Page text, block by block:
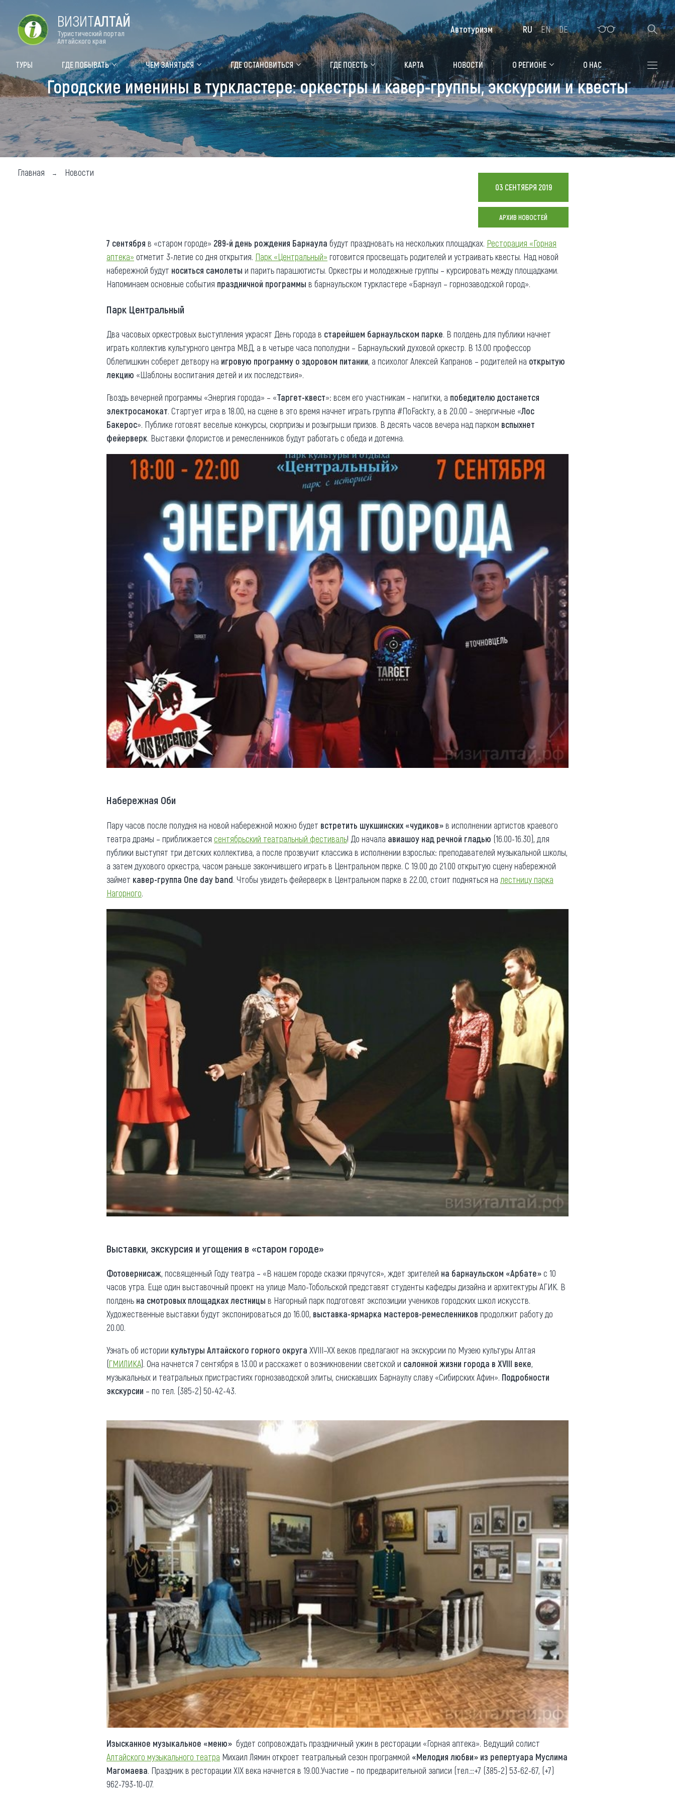
Цветение маральника Медицинский форум Алтайская зимовка
Туры Где побывать
Объекты природы
Объекты истории и культуры
Объекты развлечений
Чем заняться
Календарь событий
Аудиогид
Мой маршрут
Где остановиться
Санатории
Гостиницы, отели
Коттеджи, базы
Сельские усадьбы
Мотели, придорожные отели
Карта
Новости
Что привезти (сувениры)
О регионе
Общая информация
Как добраться
Коллекция впечатлений
Блог путешественника
Другие рубрики
Реестр туроператоров
Реестр туристических
агентств Алтайского края
Обращения граждан
Противодействие коррупции
ВИЗИТАЛТАЙ
Туристический портал
Алтайского края
ТУРЫ ГДЕ ПОБЫВАТЬ ЧЕМ ЗАНЯТЬСЯ ГДЕ ОСТАНОВИТЬСЯ ГДЕ ПОЕСТЬ КАРТА НОВОСТИ О РЕГИОНЕ О НАС
Автотуризм RU EN DE
Городские именины в туркластере: оркестры и кавер-группы, экскурсии и квесты
Главная Новости
03 СЕНТЯБРЯ 2019
АРХИВ НОВОСТЕЙ
7 сентября в «старом городе» 289-й день рождения Барнаула будут праздновать на нескольких площадках. Ресторация «Горная
аптека» отметит 3-летие со дня открытия. Парк «Центральный» готовится просвещать родителей и устраивать квесты. Над новой
набережной будут носиться самолеты и парить парашютисты. Оркестры и молодежные группы – курсировать между площадками.
Напоминаем основные события праздничной программы в барнаульском туркластере «Барнаул – горнозаводской город».
Парк Центральный
Два часовых оркестровых выступления украсят День города в старейшем барнаульском парке. В полдень для публики начнет
играть коллектив культурного центра МВД, а в четыре часа пополудни – Барнаульский духовой оркестр. В 13.00 профессор
Облепишкин соберет детвору на игровую программу о здоровом питании, а психолог Алексей Капранов – родителей на открытую
лекцию «Шаблоны воспитания детей и их последствия».
Гвоздь вечерней программы «Энергия города» – «Таргет-квест»: всем его участникам – напитки, а победителю достанется
электросамокат. Стартует игра в 18.00, на сцене в это время начнет играть группа #ПоFackту, а в 20.00 – энергичные «Лос
Бакерос». Публике готовят веселые конкурсы, сюрпризы и розыгрыши призов. В десять часов вечера над парком вспыхнет
фейерверк. Выставки флористов и ремесленников будут работать с обеда и дотемна.
Набережная Оби
Пару часов после полудня на новой набережной можно будет встретить шукшинских «чудиков»в исполнении артистов краевого
театра драмы – приближается сентябрьский театральный фестиваль! До начала авиашоу над речной гладью (16.00-16.30), для
публики выступят три детских коллектива, а после прозвучит классика в исполнении взрослых: преподавателей музыкальной школы,
а затем духового оркестра, часом раньше закончившего играть в Центральном пврке. С 19.00 до 21.00 открытую сцену набережной
займет кавер-группа One day band. Чтобы увидеть фейерверк в Центральном парке в 22.00, стоит подняться на лестницу парка
Нагорного.
Выставки, экскурсия и угощения в «старом городе»
Фотовернисаж, посвященный Году театра – «В нашем городе сказки прячутся», ждет зрителей на барнаульском «Арбате»с 10
часов утра. Еще один выставочный проект на улице Мало-Тобольской представят студенты кафедры дизайна и архитектуры АГИК. В
полдень на смотровых площадках лестницы в Нагорный парк подготовят экспозиции учеников городских школ искусств.
Художественные выставки будут экспонироваться до 16.00, выставка-ярмарка мастеров-ремесленников продолжит работу до
20.00.
Узнать об истории культуры Алтайского горного округа XVIII–XX веков предлагают на экскурсии по Музею культуры Алтая
(ГМИЛИКА). Она начнется 7 сентября в 13.00 и расскажет о возникновении светской и салонной жизни города в XVIII веке,
музыкальных и театральных пристрастиях горнозаводской элиты, снискавших Барнаулу славу «Сибирских Афин». Подробности
экскурсии – по тел. (385-2) 50-42-43.
Изысканное музыкальное «меню» будет сопровождать праздничный ужин в ресторации «Горная аптека». Ведущий солист
Алтайского музыкального театра Михаил Лямин откроет театральный сезон программой «Мелодия любви» из репертуара Муслима
Магомаева. Праздник в ресторации XIX века начнется в 19.00.Участие – по предварительной записи (тел.::+7 (385-2) 53-62-67, (+7)
962-793-10-07.